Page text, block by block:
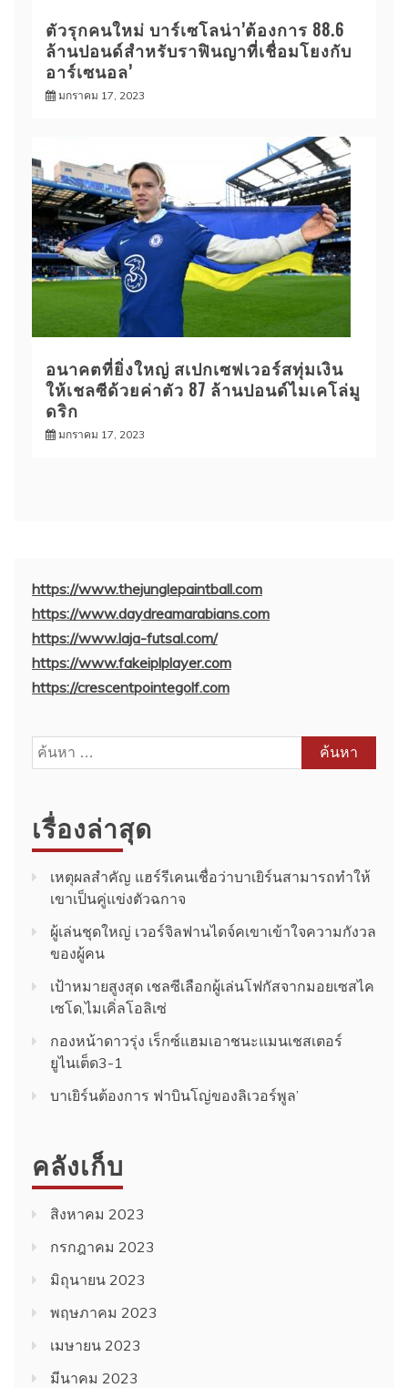
ตัวรุกคนใหม่ บาร์เซโลน่า’ต้องการ 88.6
ล้านปอนด์สําหรับราฟินญาที่เชื่อมโยงกับ
อาร์เซนอล’
มกราคม 17, 2023
อนาคตที่ยิ่งใหญ่ สเปกเซฟเวอร์สทุ่มเงิน
ให้เชลซีด้วยค่าตัว 87 ล้านปอนด์ไมเคโล่มู
ดริก
มกราคม 17, 2023
https://www.thejunglepaintball.com
https://www.daydreamarabians.com
https://www.laja-futsal.com/
https://www.fakeiplplayer.com
https://crescentpointegolf.com
ค้นหา
สำหรับ:
เรื่องล่าสุด
เหตุผลสำคัญ แฮร์รีเคนเชื่อว่าบาเยิร์นสามารถทำให้
เขาเป็นคู่แข่งตัวฉกาจ
ผู้เล่นชุดใหญ่ เวอร์จิลฟานไดจ์คเขาเข้าใจความกังวล
ของผู้คน
เป้าหมายสูงสุด เชลซีเลือกผู้เล่นโฟกัสจากมอยเซสไค
เซโด,ไมเคิ่ลโอลิเซ่
กองหน้าดาวรุ่ง เร็กซ์แฮมเอาชนะแมนเชสเตอร์
ยูไนเต็ด3-1
บาเยิร์นต้องการ ฟาบินโญ่ของลิเวอร์พูล’
คลังเก็บ
สิงหาคม 2023
กรกฎาคม 2023
มิถุนายน 2023
พฤษภาคม 2023
เมษายน 2023
มีนาคม 2023